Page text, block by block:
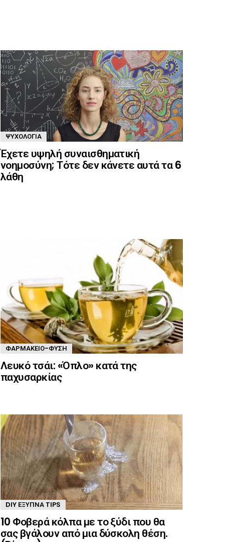
ΨΥΧΟΛΟΓΊΑ
Έχετε υψηλή συναισθηματική
νοημοσύνη; Τότε δεν κάνετε αυτά τα 6
λάθη
ΦΑΡΜΑΚΕΊΟ-ΦΎΣΗ
Λευκό τσάι: «Όπλο» κατά της
παχυσαρκίας
DIY ΈΞΥΠΝΑ TIPS
10 Φοβερά κόλπα με το ξύδι που θα
σας βγάλουν από μια δύσκολη θέση.